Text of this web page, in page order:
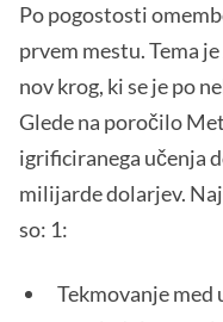
Po pogostosti
prvem mestu. Tema
nov krog, ki se je po
Glede na poročilo
igrificiranega učenja
milijarde dolarjev.
so: 1:
Tekmovanje med